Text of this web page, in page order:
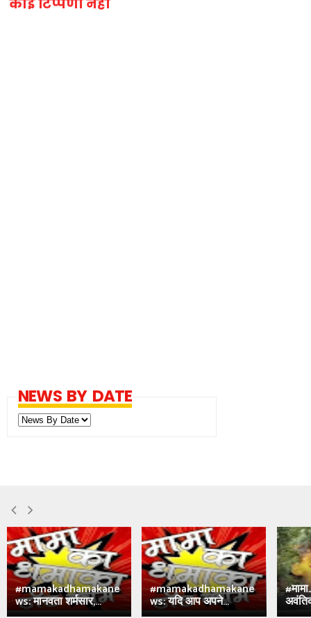
कोई टिप्पणी नहीं
NEWS BY DATE
#mamakadhamakane
ws: मानवता शर्मसार,...
#mamakadhamakane
ws: यदि आप अपने...